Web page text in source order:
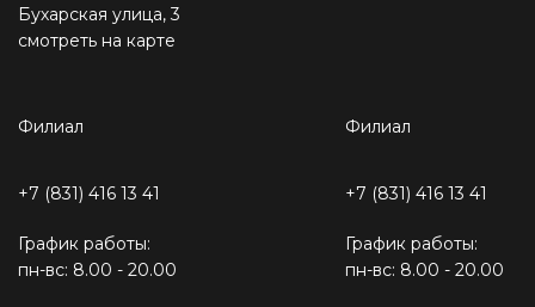
Бухарская улица, 3
смотреть на карте
Филиал
+7 (831) 416 13 41
График работы:
пн-вс: 8.00 - 20.00
Филиал
+7 (831) 416 13 41
График работы:
пн-вс: 8.00 - 20.00